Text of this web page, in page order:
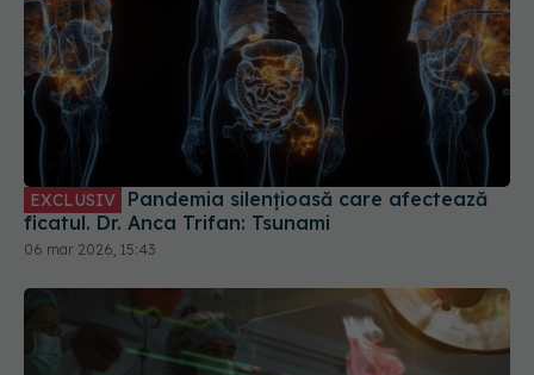
EXCLUSIV
ficatul. Dr. Anca Trifan: Tsunami
06 mar 2026, 15:43